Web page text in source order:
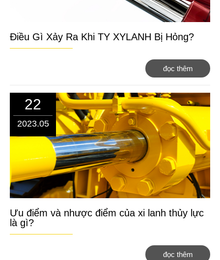
Điều Gì Xảy Ra Khi TY XYLANH Bị Hỏng?
đọc thêm
22
2023.05
Ưu điểm và nhược điểm của xi lanh thủy lực
là gì?
đọc thêm